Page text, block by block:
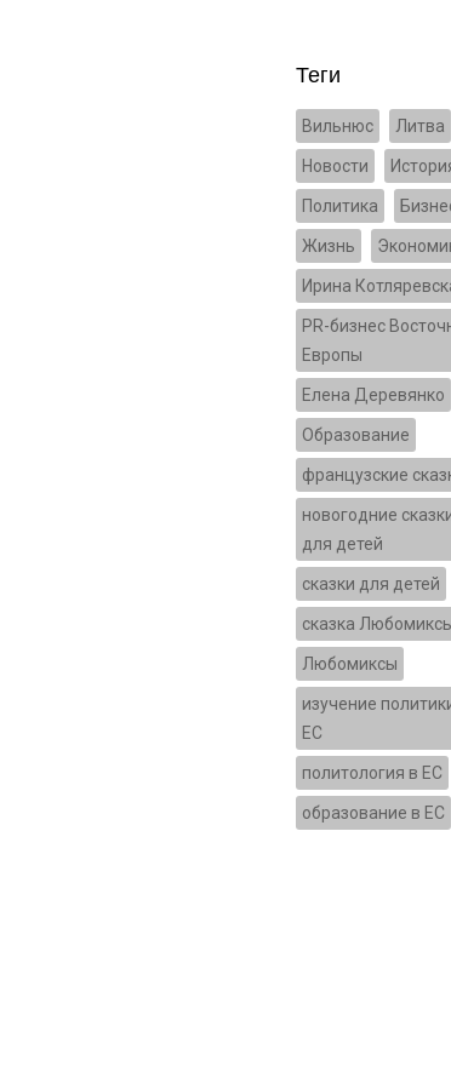
Теги
Вильнюс Литва
Новости
Политика
Жизнь
Ирина
PR-бизнес
Европы
Елена Деревянко
Образование
французские
новогодние
для детей
сказки для детей
сказка
Любомиксы
изучение
ЕС
политология в ЕС
образование в ЕС